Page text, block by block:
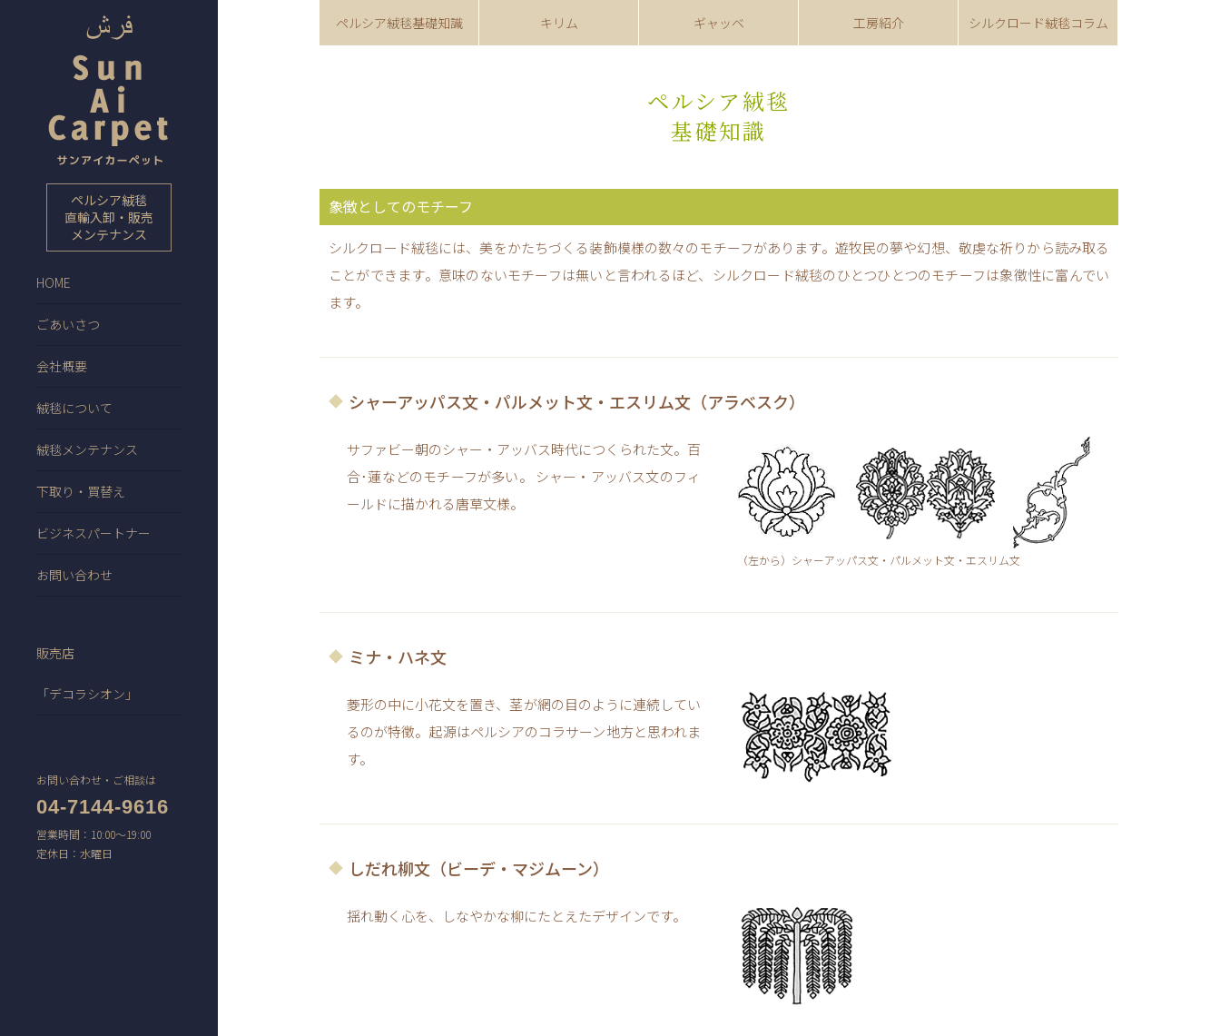
ペルシア絨毯
直輸入卸・販売
メンテナンス
HOME
ごあいさつ
会社概要
絨毯について
絨毯メンテナンス
下取り・買替え
ビジネスパートナー
お問い合わせ
販売店
「デコラシオン」
お問い合わせ・ご相談は
04-7144-9616
営業時間：10:00～19:00
定休日：水曜日
ペルシア絨毯基礎知識 キリム ギャッベ 工房紹介 シルクロード絨毯コラム
ペルシア絨毯
基礎知識
象徴としてのモチーフ
シルクロード絨毯には、美をかたちづくる装飾模様の数々のモチーフがあります。遊牧民の夢や幻想、敬虔な祈りから読み取る
ことができます。意味のないモチーフは無いと言われるほど、シルクロード絨毯のひとつひとつのモチーフは象徴性に富んでい
ます。
シャーアッパス文・パルメット文・エスリム文（アラベスク）
サファビー朝のシャー・アッバス時代につくられた文。百
合･蓮などのモチーフが多い。 シャー・アッバス文のフィ
ールドに描かれる唐草文様。
（左から）シャーアッパス文・パルメット文・エスリム文
ミナ・ハネ文
菱形の中に小花文を置き、茎が網の目のように連続してい
るのが特徴。起源はペルシアのコラサーン地方と思われま
す。
しだれ柳文（ビーデ・マジムーン）
揺れ動く心を、しなやかな柳にたとえたデザインです。